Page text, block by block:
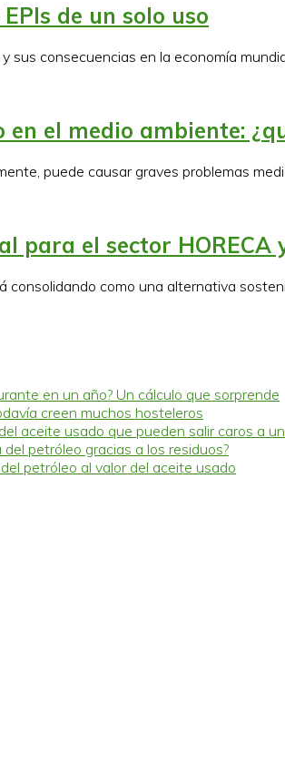
de un solo uso
sus consecuencias en la economía
el medio ambiente:
puede causar graves problemas
para el sector
como una alternativa
en un año? Un cálculo que sorprende
creen muchos hosteleros
aceite usado que pueden salir caros a
petróleo gracias a los residuos?
petróleo al valor del aceite usado